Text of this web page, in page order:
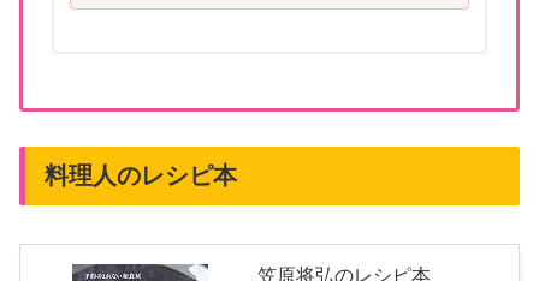
料理人のレシピ本
笠原将弘のレシピ本